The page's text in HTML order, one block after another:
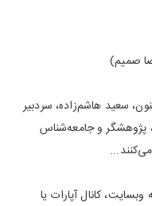
سعید هاشم‌زاده، سردبیر
پژوهشگر و جامعه‌شناس
کانال آپارات یا